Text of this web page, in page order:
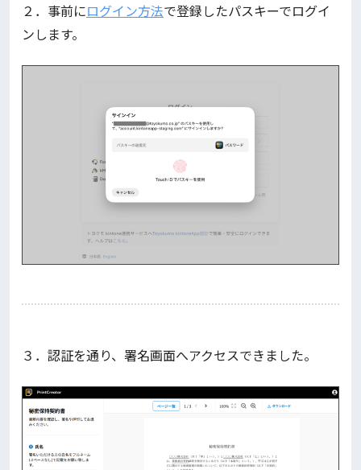
２．事前にログイン方法で登録したパスキーでログイ
ンします。
３．認証を通り、署名画面へアクセスできました。